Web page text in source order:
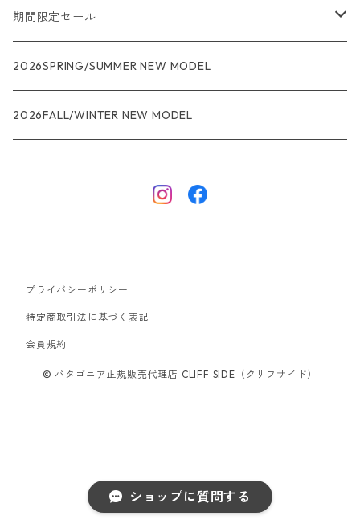
ショップに質問する
メンズ
R1
R1エア
ウィメンズ
R1
ジャケット・アウター
スウェットシャツ・フーディ
ボードショーツ
期間限定セール
★★★
レインウェアー
2026SPRING/SUMMER NEW MODEL
2026FALL/WINTER NEW MODEL
プライバシーポリシー
特定商取引法に基づく表記
会員規約
© パタゴニア正規販売代理店 CLIFF SIDE（クリフサイド）